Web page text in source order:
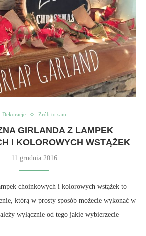
Dekoracje Zrób to sam
GIRLANDA Z LAMPEK
I KOLOROWYCH WSTĄŻEK
11 grudnia 2016
choinkowych i kolorowych wstążek to
którą w prosty sposób możecie wykonać w
wyłącznie od tego jakie wybierzecie